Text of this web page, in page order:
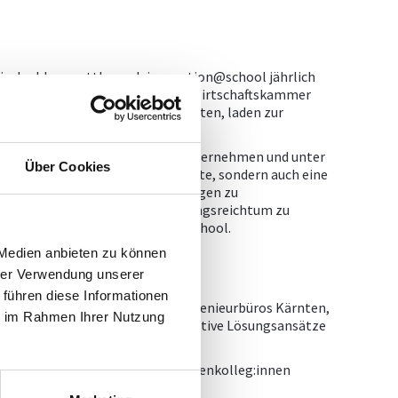
Über Cookies
anbieten zu können
Verwendung unserer
diese Informationen
Rahmen Ihrer Nutzung
der Ideenwettbewerb innovation@school jährlich
Ingenieurbüros der Wirtschaftskammer
und der Bildungsdirektion Kärnten, laden zur
die sie gemeinsam mit Unternehmen und unter
Highlight für die jungen Talente, sondern auch eine
potenzielle Fachkräfte von morgen zu
voll auszuleben, ihren Erfindungsreichtum zu
von innovation@school.
und der Fachgruppe Ingenieurbüros Kärnten,
Seien Sie gespannt auf kreative Lösungsansätze
und Branchenkolleg:innen